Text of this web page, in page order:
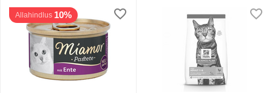
Allahindlus 10%